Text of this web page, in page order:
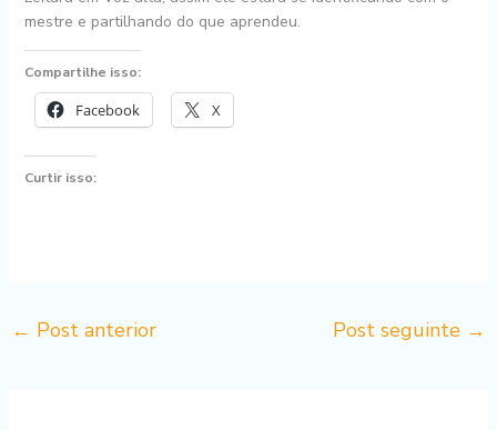
mestre e partilhando do que aprendeu.
Compartilhe isso:
Facebook X
Curtir isso:
← Post anterior Post seguinte →